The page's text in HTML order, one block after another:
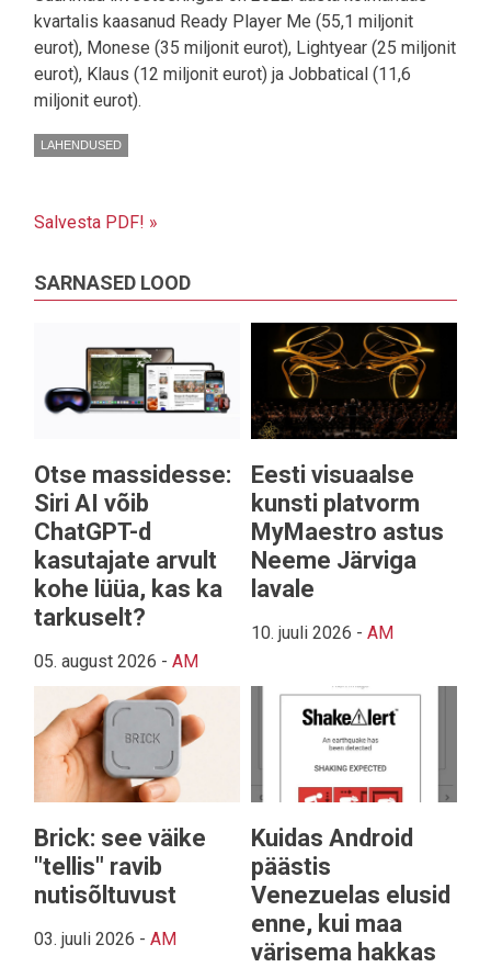
kvartalis kaasanud Ready Player Me (55,1 miljonit
eurot), Monese (35 miljonit eurot), Lightyear (25 miljonit
eurot), Klaus (12 miljonit eurot) ja Jobbatical (11,6
miljonit eurot).
LAHENDUSED
Salvesta PDF! »
SARNASED LOOD
Otse massidesse:
Siri AI võib
ChatGPT-d
kasutajate arvult
kohe lüüa, kas ka
tarkuselt?
05. august 2026 - AM
Eesti visuaalse
kunsti platvorm
MyMaestro astus
Neeme Järviga
lavale
10. juuli 2026 - AM
Brick: see väike
"tellis" ravib
nutisõltuvust
03. juuli 2026 - AM
Kuidas Android
päästis
Venezuelas elusid
enne, kui maa
värisema hakkas